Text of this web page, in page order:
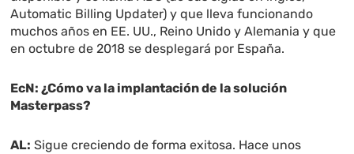
Automatic Billing Updater) y que lleva funcionando
muchos años en EE. UU., Reino Unido y Alemania y que
en octubre de 2018 se desplegará por España.
EcN: ¿Cómo va la implantación de la solución
Masterpass?
AL: Sigue creciendo de forma exitosa. Hace unos